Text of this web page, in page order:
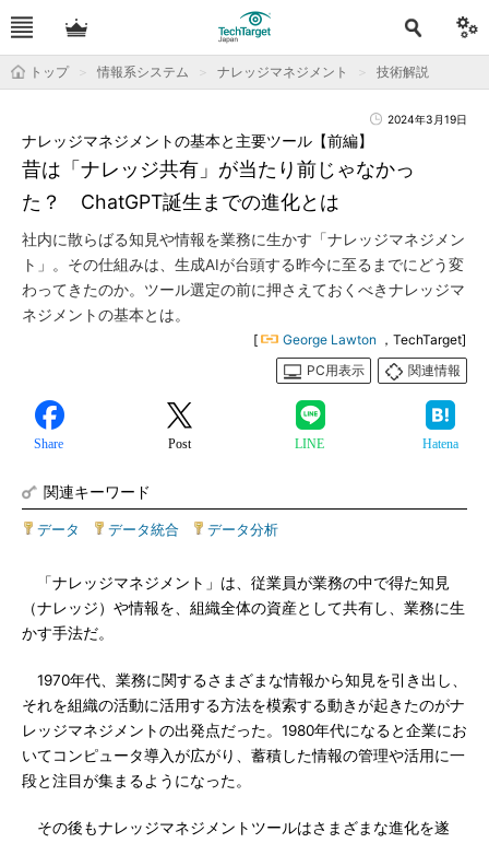
トップ 情報系システム ナレッジマネジメント 技術解説
2024年3月19日
昔は「ナレッジ共有」が当たり前じゃなかっ
た？ ChatGPT誕生までの進化とは
ナレッジマネジメントの基本と主要ツール【前編】
社内に散らばる知見や情報を業務に生かす「ナレッジマネジメン
ト」。その仕組みは、生成AIが台頭する昨今に至るまでにどう変
わってきたのか。ツール選定の前に押さえておくべきナレッジマ
ネジメントの基本とは。
[ George Lawton ，TechTarget]
PC用表示
関連情報
Share Post LINE Hatena
関連キーワード
データ データ統合 データ分析
「ナレッジマネジメント」は、従業員が業務の中で得た知見
（ナレッジ）や情報を、組織全体の資産として共有し、業務に生
かす手法だ。
1970年代、業務に関するさまざまな情報から知見を引き出し、
それを組織の活動に活用する方法を模索する動きが起きたのがナ
レッジマネジメントの出発点だった。1980年代になると企業にお
いてコンピュータ導入が広がり、蓄積した情報の管理や活用に一
段と注目が集まるようになった。
その後もナレッジマネジメントツールはさまざまな進化を遂